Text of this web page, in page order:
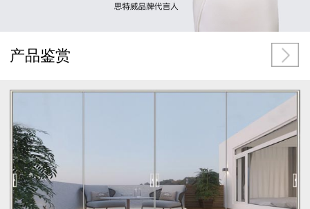
产品鉴赏